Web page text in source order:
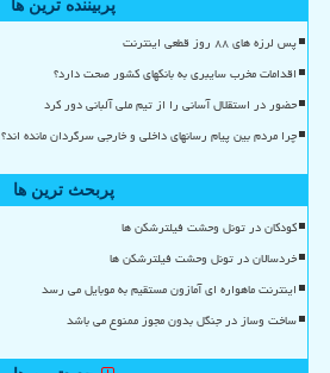
پربیننده ترین ها
پس لرزه های ۸۸ روز قطعی اینترنت
اقدامات مخرب سایبری به بانکهای کشور صحت دارد؟
حضور در استقلال آسانی را از تیم ملی آلبانی دور کرد
چرا مردم بین پیام رسانهای داخلی و خارجی سرگردان مانده اند؟
پربحث ترین ها
کودکان در تونل وحشت فیلترشکن ها
خردسالان در تونل وحشت فیلترشکن ها
اینترنت ماهواره ای آمازون مستقیم به موبایل می رسد
ساخت وساز در جنگل بدون مجوز ممنوع می باشد